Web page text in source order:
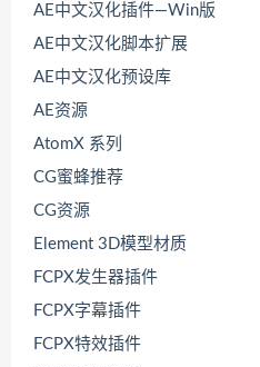
AE中文汉化插件—Win版
AE中文汉化脚本扩展
AE中文汉化预设库
AE资源
AtomX 系列
CG蜜蜂推荐
CG资源
Element 3D模型材质
FCPX发生器插件
FCPX字幕插件
FCPX特效插件